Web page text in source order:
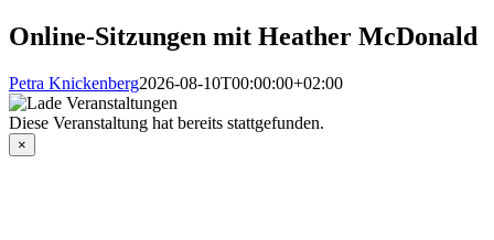
Online-Sitzungen mit Heather McDonald
Petra Knickenberg2026-08-10T00:00:00+02:00
Diese Veranstaltung hat bereits stattgefunden.
×